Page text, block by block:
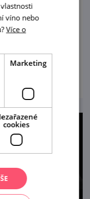
'26
a vývoji mečů
víno nebo
Více o
Marketing
cookies